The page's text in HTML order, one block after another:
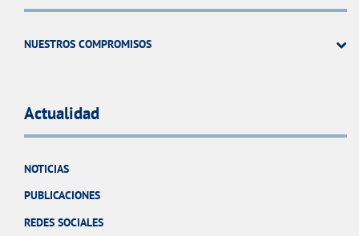
NUESTROS COMPROMISOS
Actualidad
NOTICIAS
PUBLICACIONES
REDES SOCIALES